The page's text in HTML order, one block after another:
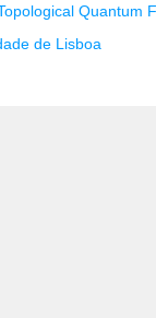
Quantum
de Lisboa